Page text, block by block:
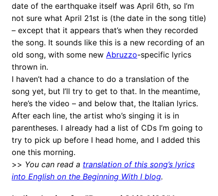
date of the earthquake itself was April 6th, so I’m
not sure what April 21st is (the date in the song title)
– except that it appears that’s when they recorded
the song. It sounds like this is a new recording of an
old song, with some new Abruzzo-specific lyrics
thrown in.
I haven’t had a chance to do a translation of the
song yet, but I’ll try to get to that. In the meantime,
here’s the video – and below that, the Italian lyrics.
After each line, the artist who’s singing it is in
parentheses. I already had a list of CDs I’m going to
try to pick up before I head home, and I added this
one this morning.
>> You can read a translation of this song’s lyrics
into English on the Beginning With I blog.